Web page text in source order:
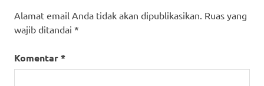
Alamat email Anda tidak akan dipublikasikan. Ruas yang
wajib ditandai *
Komentar*